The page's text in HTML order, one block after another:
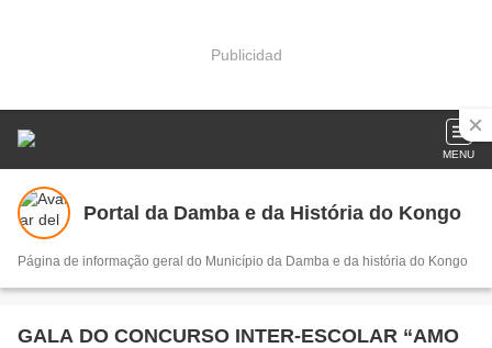
Publicidad
MENU
Portal da Damba e da História do Kongo
Página de informação geral do Município da Damba e da história do Kongo
GALA DO CONCURSO INTER-ESCOLAR “AMO